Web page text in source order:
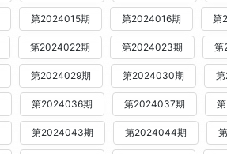
第2024015期 第2024016期 第
第2024022期 第2024023期 第
第2024029期 第2024030期
第2024036期 第2024037期
第2024043期 第2024044期